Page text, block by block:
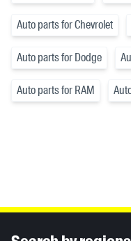
Auto parts for Chevrolet
Auto parts for Dodge
Auto parts for RAM